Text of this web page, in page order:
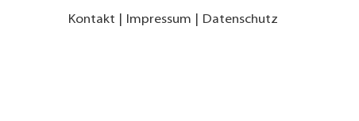
Kontakt Impressum Datenschutz